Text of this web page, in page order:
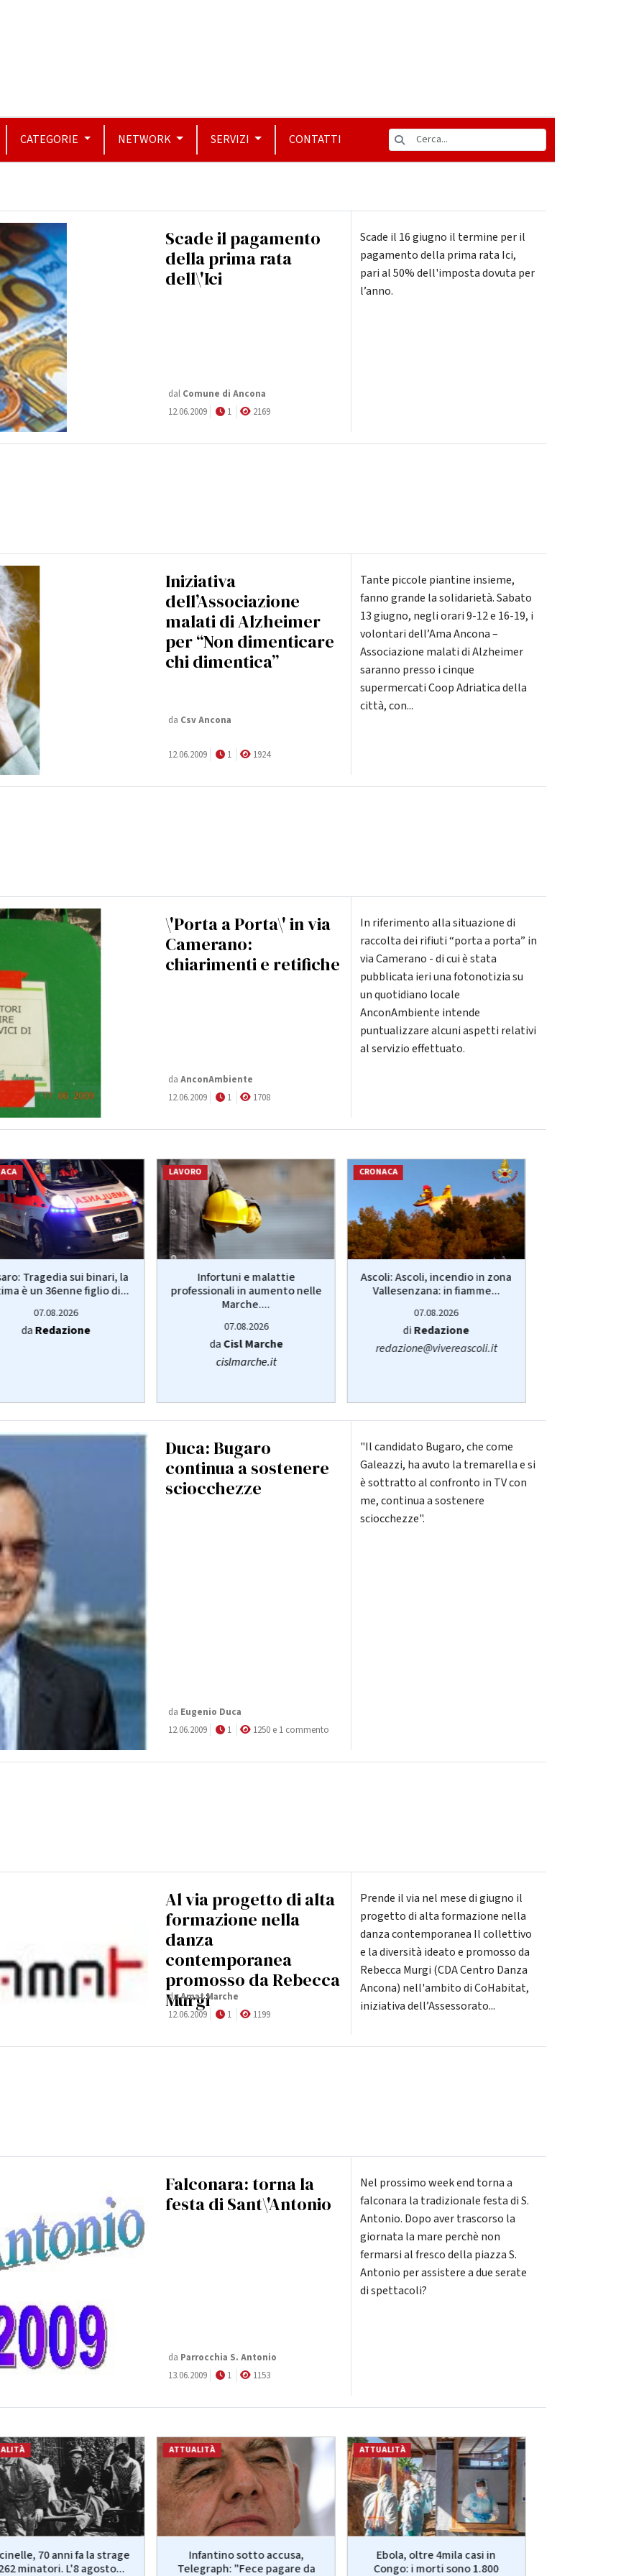
CATEGORIE NETWORK SERVIZI CONTATTI
Scade il pagamento
della prima rata
dell\'Ici
dal Comune di Ancona
12.06.2009
1 2169
Scade il 16 giugno il termine per il
pagamento della prima rata Ici,
pari al 50% dell'imposta dovuta per
l’anno.
Iniziativa
dell’Associazione
malati di Alzheimer
per “Non dimenticare
chi dimentica”
da Csv Ancona
12.06.2009 1 1924
Tante piccole piantine insieme,
fanno grande la solidarietà. Sabato
13 giugno, negli orari 9-12 e 16-19, i
volontari dell’Ama Ancona –
Associazione malati di Alzheimer
saranno presso i cinque
supermercati Coop Adriatica della
città, con...
\'Porta a Porta\' in via
Camerano:
chiarimenti e retifiche
da AnconAmbiente
12.06.2009
1 1708
In riferimento alla situazione di
raccolta dei rifiuti “porta a porta” in
via Camerano - di cui è stata
pubblicata ieri una fotonotizia su
un quotidiano locale
AnconAmbiente intende
puntualizzare alcuni aspetti relativi
al servizio effettuato.
Tragedia sui binari, la
è un 36enne figlio di...
07.08.2026
daRedazione
LAVORO
Infortuni e malattie
professionali in aumento nelle
Marche....
07.08.2026
daCisl Marche
cislmarche.it
CRONACA
Ascoli: Ascoli, incendio in zona
Vallesenzana: in fiamme...
07.08.2026
diRedazione
redazione@vivereascoli.it
Duca: Bugaro
continua a sostenere
sciocchezze
da Eugenio Duca
12.06.2009
1 1250 e 1 commento
"Il candidato Bugaro, che come
Galeazzi, ha avuto la tremarella e si
è sottratto al confronto in TV con
me, continua a sostenere
sciocchezze".
Al via progetto di alta
formazione nella
danza
contemporanea
promosso da Rebecca
Murgi
daAmat Marche
12.06.2009
1 1199
Prende il via nel mese di giugno il
progetto di alta formazione nella
danza contemporanea Il collettivo
e la diversità ideato e promosso da
Rebecca Murgi (CDA Centro Danza
Ancona) nell'ambito di CoHabitat,
iniziativa dell’Assessorato...
Falconara: torna la
festa di Sant\'Antonio
da Parrocchia S. Antonio
13.06.2009
1 1153
Nel prossimo week end torna a
falconara la tradizionale festa di S.
Antonio. Dopo aver trascorso la
giornata la mare perchè non
fermarsi al fresco della piazza S.
Antonio per assistere a due serate
di spettacoli?
70 anni fa la strage
minatori. L'8 agosto...
ATTUALITÀ
Infantino sotto accusa,
Telegraph: "Fece pagare da
ATTUALITÀ
Ebola, oltre 4mila casi in
Congo: i morti sono 1.800